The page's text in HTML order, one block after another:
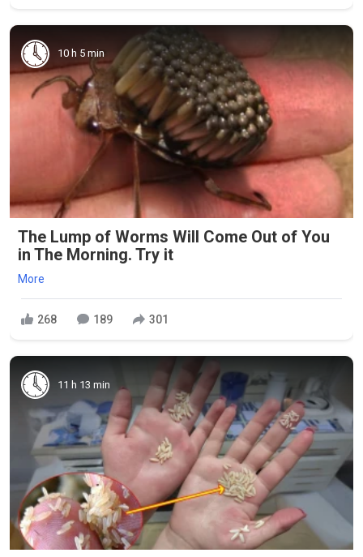
10 h 5 min
The Lump of Worms Will Come Out of You
in The Morning. Try it
More
268 189 301
11 h 13 min